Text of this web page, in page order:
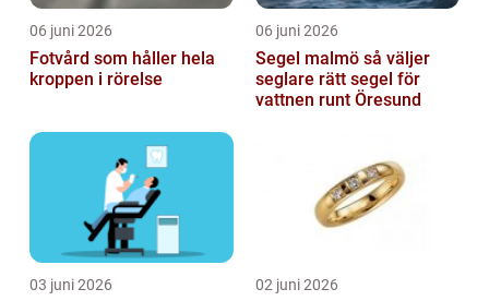
06 juni 2026
Fotvård som håller hela
kroppen i rörelse
06 juni 2026
Segel malmö så väljer
seglare rätt segel för
vattnen runt Öresund
03 juni 2026 02 juni 2026